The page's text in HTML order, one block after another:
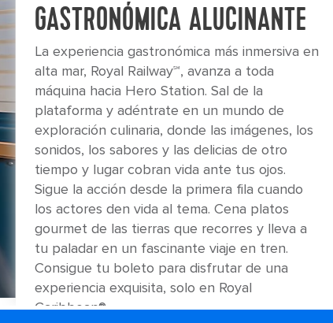
GASTRONÓMICA ALUCINANTE
La experiencia gastronómica más inmersiva en
alta mar, Royal Railway℠, avanza a toda
máquina hacia Hero Station. Sal de la
plataforma y adéntrate en un mundo de
exploración culinaria, donde las imágenes, los
sonidos, los sabores y las delicias de otro
tiempo y lugar cobran vida ante tus ojos.
Sigue la acción desde la primera fila cuando
los actores den vida al tema. Cena platos
gourmet de las tierras que recorres y lleva a
tu paladar en un fascinante viaje en tren.
Consigue tu boleto para disfrutar de una
experiencia exquisita, solo en Royal
Caribbean®.